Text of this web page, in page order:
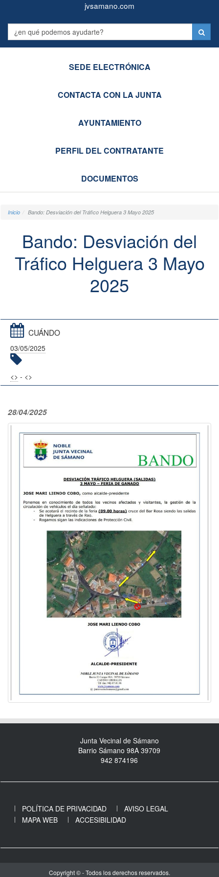
Vecinales
de
Urdiales
jvsamano.com
Label
SEDE ELECTRÓNICA
CONTACTA CON LA JUNTA
AYUNTAMIENTO
PERFIL DEL CONTRATANTE
DOCUMENTOS
Inicio Bando: Desviación del Tráfico Helguera 3 Mayo 2025
Bando: Desviación del
Tráfico Helguera 3 Mayo
2025
CUÁNDO
03/05/2025
<> - <>
28/04/2025
Junta Vecinal de Sámano
Barrio Sámano 98A 39709
942 874196
POLÍTICA DE PRIVACIDAD
AVISO LEGAL
MAPA WEB
ACCESIBILIDAD
Copyright © - Todos los derechos reservados.